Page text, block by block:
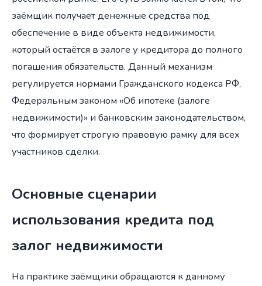
заёмщик получает денежные средства под
обеспечение в виде объекта недвижимости,
который остаётся в залоге у кредитора до полного
погашения обязательств. Данный механизм
регулируется нормами Гражданского кодекса РФ,
Федеральным законом «Об ипотеке (залоге
недвижимости)» и банковским законодательством,
что формирует строгую правовую рамку для всех
участников сделки.
Основные сценарии
использования кредита под
залог недвижимости
На практике заёмщики обращаются к данному